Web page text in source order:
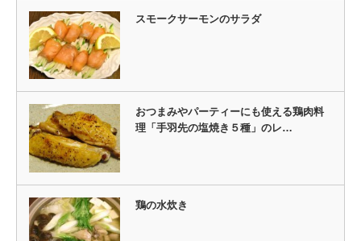
スモークサーモンのサラダ
おつまみやパーティーにも使える鶏肉料
理「手羽先の塩焼き５種」のレ…
鶏の水炊き